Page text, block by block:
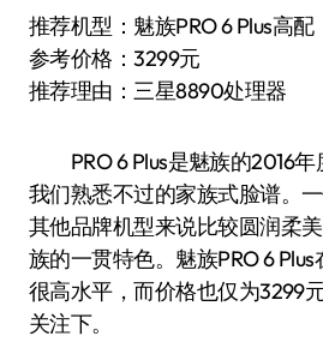
推荐机型：魅族PRO 6 Plus高配
参考价格：3299元
推荐理由：三星8890处理器
PRO 6 Plus是魅族的2016年
我们熟悉不过的家族式脸谱。
其他品牌机型来说比较圆润柔
族的一贯特色。魅族PRO 6
很高水平，而价格也仅为3299
关注下。